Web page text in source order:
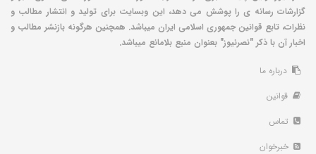
گزارشات رسانه ی را پوشش می دهد، این وبسایت برای تولید و انتشار مطالب و
نظرات، تابع قوانین جمهوری اسلامی ایران میباشد. همچنین هرگونه بازنشر مطالب و
اخبار آن با ذکر "نصرنیوز" بعنوان منبع بلامانع میباشد.
درباره ما
قوانین
تماس
خبرخوان